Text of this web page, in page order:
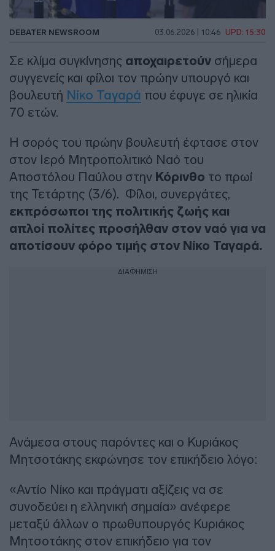
DEBATER NEWSROOM 03.06.2026 | 10:46 UPD: 15:30
Σε κλίμα συγκίνησης αποχαιρετούν σήμερα
συγγενείς και φίλοι τον πρώην υπουργό και
βουλευτή Νίκο Ταγαρά που έφυγε σε ηλικία
70 ετών.
Η σορός του πρώην βουλευτή έφτασε στον
στον Ιερό Μητροπολιτικό Ναό του
Αποστόλου Παύλου στην Κόρινθο το πρωί
της Τετάρτης (3/6). Φίλοι, συνεργάτες,
εκπρόσωποι της πολιτικής ζωής και
απλοί πολίτες προσήλθαν στον ναό για να
αποτίσουν φόρο τιμής στον Νίκο Ταγαρά.
ΔΙΑΦΗΜΙΣΗ
Ανάμεσα στους παρόντες και ο Κυριάκος
Μητσοτάκης εκφώνησε τον επικήδειο λόγο:
«Αντίο Νίκο και πράγματι αξίζεις να σε
συνοδεύει η ελληνική σημαία» ανέφερε
μεταξύ άλλων ο πρωθυπουργός Κυριάκος
Μητσοτάκης στον επικήδειο για τον